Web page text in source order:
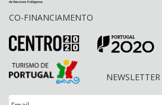
CO-FINANCIAMENTO
NEWSLETTER